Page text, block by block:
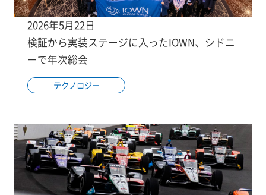
2026年5月22日
検証から実装ステージに入ったIOWN、シドニ
ーで年次総会
テクノロジー